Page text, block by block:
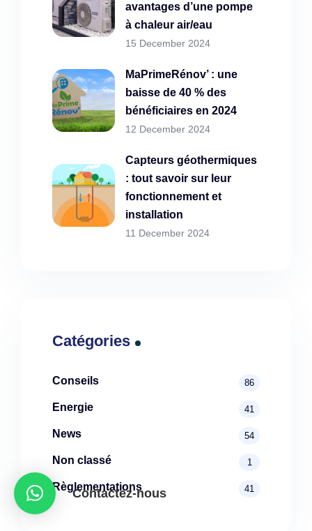
avantages d’une pompe
à chaleur air/eau
15 December 2024
MaPrimeRénov’ : une
baisse de 40 % des
bénéficiaires en 2024
12 December 2024
Capteurs géothermiques
: tout savoir sur leur
fonctionnement et
installation
11 December 2024
Catégories
Conseils 86
Energie 41
News 54
Non classé 1
Règlementations 41
Contactez-nous